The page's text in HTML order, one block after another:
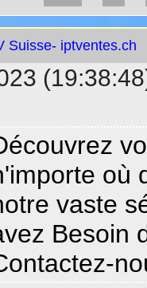
Suisse- iptventes.ch
où
vaste
Besoin